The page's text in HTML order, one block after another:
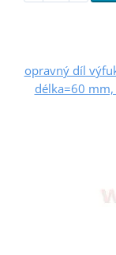
opravný díl
délka=60